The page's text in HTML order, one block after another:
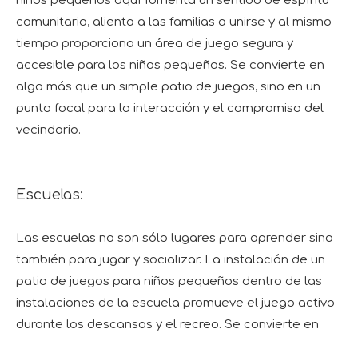
comunitario, alienta a las familias a unirse y al mismo
tiempo proporciona un área de juego segura y
accesible para los niños pequeños. Se convierte en
algo más que un simple patio de juegos, sino en un
punto focal para la interacción y el compromiso del
vecindario.
Escuelas:
Las escuelas no son sólo lugares para aprender sino
también para jugar y socializar. La instalación de un
patio de juegos para niños pequeños dentro de las
instalaciones de la escuela promueve el juego activo
durante los descansos y el recreo. Se convierte en